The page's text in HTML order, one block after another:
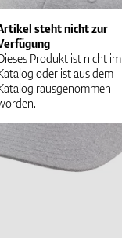
Golfschläger
Bekleidung
Handschuhe
steht nicht zur
Produkt ist nicht im
oder ist aus dem
rausgenommen